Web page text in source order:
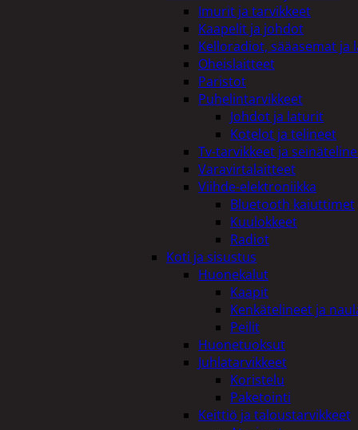
Imurit ja tarvikkeet
Kaapelit ja johdot
Kelloradiot, sääasemat
Oheislaitteet
Paristot
Puhelintarvikkeet
Johdot ja laturit
Kotelot ja telineet
Tv-tarvikkeet ja
Varavirtalaitteet
Viihde-elektroniikka
Bluetooth kaiuttimet
Kuulokkeet
Radiot
Koti ja sisustus
Huonekalut
Kaapit
Kenkätelineet ja
Peilit
Huonetuoksut
Juhlatarvikkeet
Koristelu
Paketointi
Keittiö ja taloustarvikkeet